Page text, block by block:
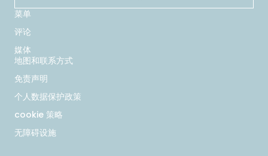
菜单
评论
媒体
地图和联系方式
免责声明
个人数据保护政策
cookie 策略
无障碍设施